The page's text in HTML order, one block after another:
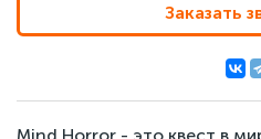
Заказать